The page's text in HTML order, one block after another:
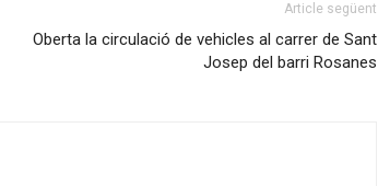
Article següent
Oberta la circulació de vehicles al carrer de Sant
Josep del barri Rosanes